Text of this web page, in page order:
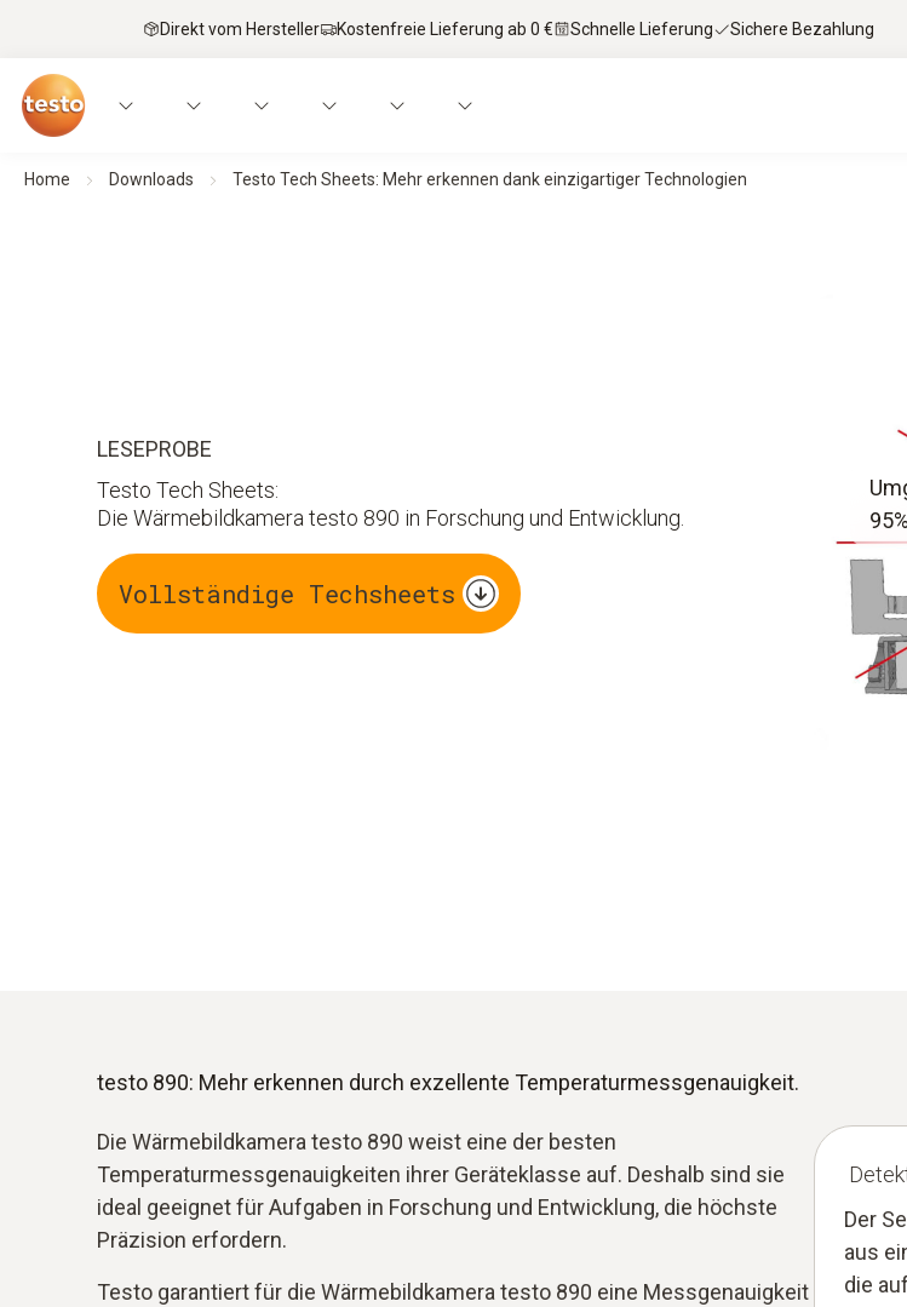
Direkt vom Hersteller Kostenfreie Lieferung ab 0 € Schnelle Lieferung Sichere Bezahlung
Home Downloads Testo Tech Sheets: Mehr erkennen dank einzigartiger Technologien
LESEPROBE
Testo Tech Sheets:
Die Wärmebildkamera testo 890 in Forschung und Entwicklung.
Vollständige Techsheets
95%
testo 890: Mehr erkennen durch exzellente Temperaturmessgenauigkeit.
Die Wärmebildkamera testo 890 weist eine der besten
Temperaturmessgenauigkeiten ihrer Geräteklasse auf. Deshalb sind sie
ideal geeignet für Aufgaben in Forschung und Entwicklung, die höchste
Präzision erfordern.
Testo garantiert für die Wärmebildkamera testo 890 eine Messgenauigkeit
Der
aus
die